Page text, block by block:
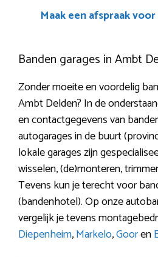
Maak een afspraak
Banden garages in Ambt
Zonder moeite en voordelig
Ambt Delden? In de
en contactgegevens van
autogarages in de buurt
lokale garages zijn
wisselen, (de)monteren,
Tevens kun je terecht voor
(bandenhotel). Op onze
vergelijk je tevens
Diepenheim,Markelo,Gooren